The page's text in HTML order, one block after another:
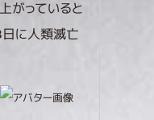
がっていると
に人類滅亡